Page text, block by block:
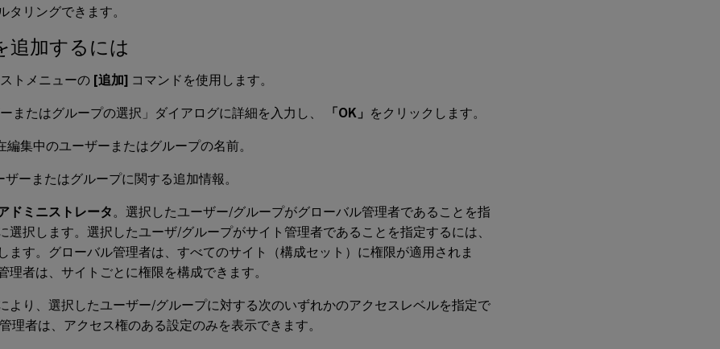
タリングできます。
追加するには
トメニューの [追加] コマンドを使用します。
ーまたはグループの選択」ダイアログに詳細を入力し、 「OK」 をクリックします。
編集中のユーザーまたはグループの名前。
ザーまたはグループに関する追加情報。
ドミニストレータ 。選択したユーザー/グループがグローバル管理者であることを指
選択します。選択したユーザ/グループがサイト管理者であることを指定するには、
ます。グローバル管理者は、すべてのサイト（構成セット）に権限が適用されま
理者は、サイトごとに権限を構成できます。
より、選択したユーザー/グループに対する次のいずれかのアクセスレベルを指定で
理者は、アクセス権のある設定のみを表示できます。